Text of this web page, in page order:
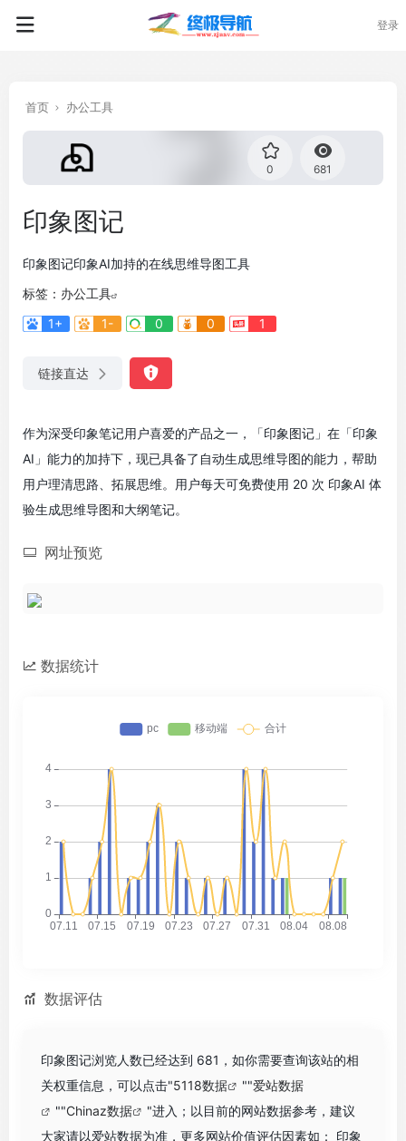
登录
首页 办公工具
0 681
印象图记
印象图记印象AI加持的在线思维导图工具
标签： 办公工具
1+
1- 0 0 1
链接直达
作为深受印象笔记用户喜爱的产品之一，「印象图记」在「印象
AI」能力的加持下，现已具备了自动生成思维导图的能力，帮助
用户理清思路、拓展思维。用户每天可免费使用 20 次 印象AI 体
验生成思维导图和大纲笔记。
网址预览
数据统计
数据评估
印象图记浏览人数已经达到 681，如你需要查询该站的相
关权重信息，可以点击"5118数据 ""爱站数据
""Chinaz数据
"进入；以目前的网站数据参考，建议
大家请以爱站数据为准，更多网站价值评估因素如： 印象